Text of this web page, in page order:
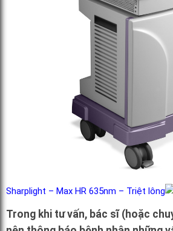
Sharplight – Max HR 635nm – Triệt lông
Trong khi tư vấn, bác sĩ (hoặc